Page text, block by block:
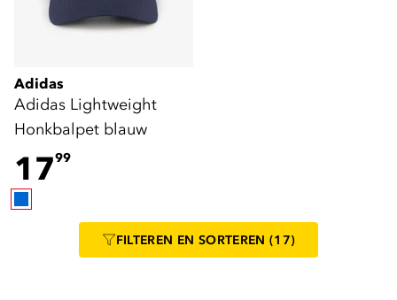
Adidas
Adidas Lightweight
Honkbalpet blauw
1799
FILTEREN EN SORTEREN (17)